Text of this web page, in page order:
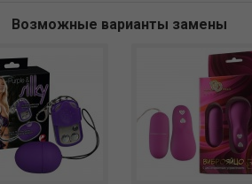
Возможные варианты замены